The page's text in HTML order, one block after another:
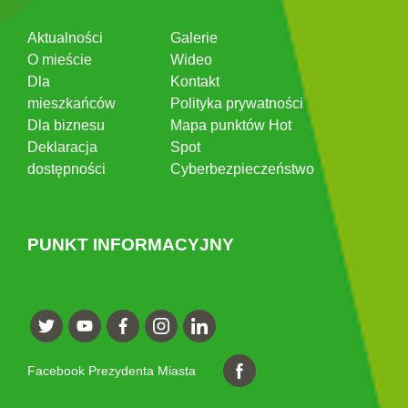
Aktualności
O mieście
Dla
mieszkańców
Dla biznesu
Deklaracja
dostępności
Galerie
Wideo
Kontakt
Polityka prywatności
Mapa punktów Hot
Spot
Cyberbezpieczeństwo
PUNKT INFORMACYJNY
Facebook Prezydenta Miasta